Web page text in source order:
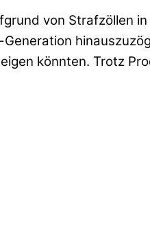
von Strafzöllen
könnten. Trotz